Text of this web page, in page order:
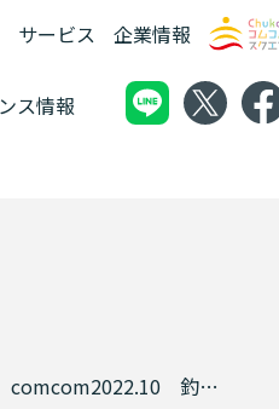
サービス 企業情報
ス情報
comcom2022.10 釣るだけじゃもったいない おさかな釣り 釣った魚を美味しく頂くまでが釣りなんです。